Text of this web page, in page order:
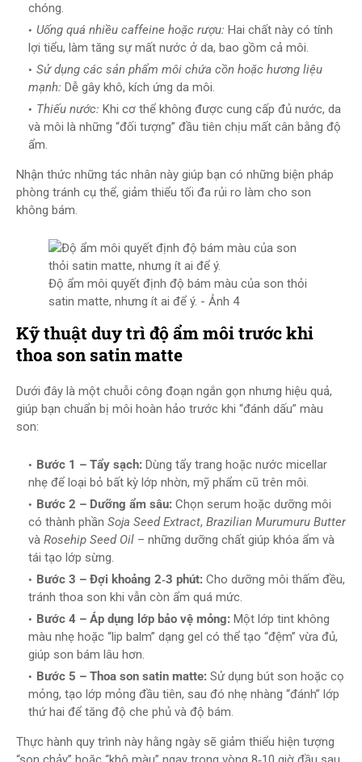
chóng.
Uống quá nhiều caffeine hoặc rượu: Hai chất này có tính
lợi tiểu, làm tăng sự mất nước ở da, bao gồm cả môi.
Sử dụng các sản phẩm môi chứa cồn hoặc hương liệu
mạnh: Dễ gây khô, kích ứng da môi.
Thiếu nước: Khi cơ thể không được cung cấp đủ nước, da
và môi là những “đối tượng” đầu tiên chịu mất cân bằng độ
ẩm.
Nhận thức những tác nhân này giúp bạn có những biện pháp
phòng tránh cụ thể, giảm thiểu tối đa rủi ro làm cho son
không bám.
Độ ẩm môi quyết định độ bám màu của son thỏi
satin matte, nhưng ít ai để ý. - Ảnh 4
Kỹ thuật duy trì độ ẩm môi trước khi
thoa son satin matte
Dưới đây là một chuỗi công đoạn ngắn gọn nhưng hiệu quả,
giúp bạn chuẩn bị môi hoàn hảo trước khi “đánh dấu” màu
son:
Bước 1 – Tẩy sạch: Dùng tẩy trang hoặc nước micellar
nhẹ để loại bỏ bất kỳ lớp nhờn, mỹ phẩm cũ trên môi.
Bước 2 – Dưỡng ẩm sâu: Chọn serum hoặc dưỡng môi
có thành phần Soja Seed Extract, Brazilian Murumuru Butter
và Rosehip Seed Oil – những dưỡng chất giúp khóa ẩm và
tái tạo lớp sừng.
Bước 3 – Đợi khoảng 2‑3 phút: Cho dưỡng môi thấm đều,
tránh thoa son khi vẫn còn ẩm quá mức.
Bước 4 – Áp dụng lớp bảo vệ mỏng: Một lớp tint không
màu nhẹ hoặc “lip balm” dạng gel có thể tạo “đệm” vừa đủ,
giúp son bám lâu hơn.
Bước 5 – Thoa son satin matte: Sử dụng bút son hoặc cọ
mỏng, tạo lớp mỏng đầu tiên, sau đó nhẹ nhàng “đánh” lớp
thứ hai để tăng độ che phủ và độ bám.
Thực hành quy trình này hằng ngày sẽ giảm thiểu hiện tượng